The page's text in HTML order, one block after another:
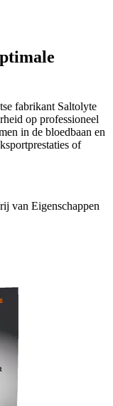
fabrikant Saltolyte
op professioneel
in de bloedbaan en
of
van Eigenschappen